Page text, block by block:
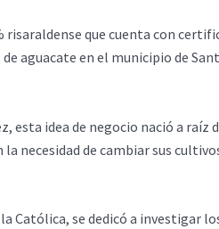
risaraldense que cuenta con
aguacate en el municipio de
esta idea de negocio nació a raíz
necesidad de cambiar sus
Católica, se dedicó a investigar